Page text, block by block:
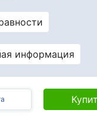
информация